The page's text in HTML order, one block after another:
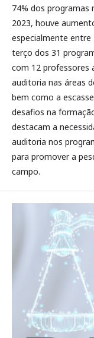
74% dos programas
2023, houve
especialmente
terço dos 31
com 12 professores
auditoria nas áreas
bem como a
desafios na
destacam a
auditoria nos
para promover a
campo.